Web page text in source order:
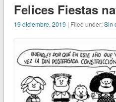
Felices Fiestas
19 diciembre, 2019 | Filed under:Sin